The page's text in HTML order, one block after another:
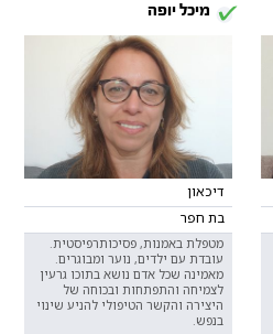
מיכל יופה
דיכאון
בת חפר
מטפלת באמנות, פסיכותרפיסטית.
עובדת עם ילדים, נוער ומבוגרים.
מאמינה שכל אדם נושא בתוכו גרעין
לצמיחה והתפתחות ובכוחה של
היצירה והקשר הטיפולי להניע שינוי
בנפש.